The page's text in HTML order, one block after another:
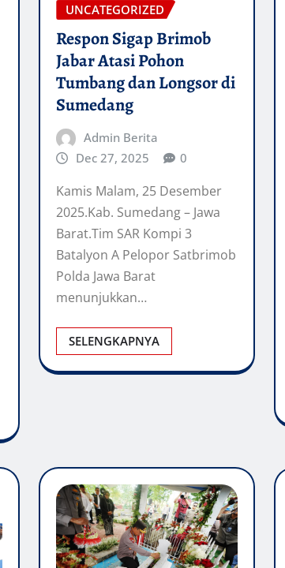
UNCATEGORIZED
Respon Sigap Brimob
Jabar Atasi Pohon
Tumbang dan Longsor di
Sumedang
Admin Berita
Dec 27, 2025
0
Kamis Malam, 25 Desember
2025.Kab. Sumedang – Jawa
Barat.Tim SAR Kompi 3
Batalyon A Pelopor Satbrimob
Polda Jawa Barat
menunjukkan…
SELENGKAPNYA